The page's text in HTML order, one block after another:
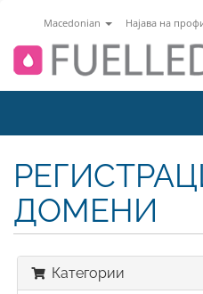
Macedonian Најава на
ДОМЕНИ
Категории